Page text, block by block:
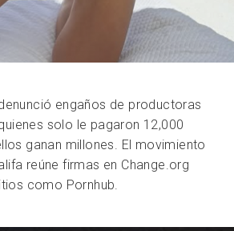
engaños de productoras
solo le pagaron 12,000
ganan millones. El movimiento
reúne firmas en Change.org
como Pornhub.